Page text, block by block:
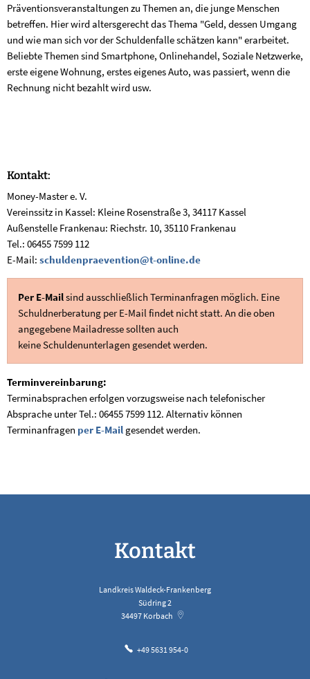
Präventionsveranstaltungen zu Themen an, die junge Menschen
betreffen. Hier wird altersgerecht das Thema "Geld, dessen Umgang
und wie man sich vor der Schuldenfalle schätzen kann" erarbeitet.
Beliebte Themen sind Smartphone, Onlinehandel, Soziale Netzwerke,
erste eigene Wohnung, erstes eigenes Auto, was passiert, wenn die
Rechnung nicht bezahlt wird usw.
Kontakt:
Money-Master e. V.
Vereinssitz in Kassel: Kleine Rosenstraße 3, 34117 Kassel
Außenstelle Frankenau: Riechstr. 10, 35110 Frankenau
Tel.: 06455 7599 112
E-Mail: schuldenpraevention@t-online.de
Per E-Mailsind ausschließlich Terminanfragen möglich. Eine
Schuldnerberatung per E-Mail findet nicht statt. An die oben
angegebene Mailadresse sollten auch
keine Schuldenunterlagen gesendet werden.
Terminvereinbarung:
Terminabsprachen erfolgen vorzugsweise nach telefonischer
Absprache unter Tel.: 06455 7599 112. Alternativ können
Terminanfragen per E-Mail gesendet werden.
Kontakt
Landkreis Waldeck-Frankenberg
Südring 2
34497 Korbach
+49 5631 954-0